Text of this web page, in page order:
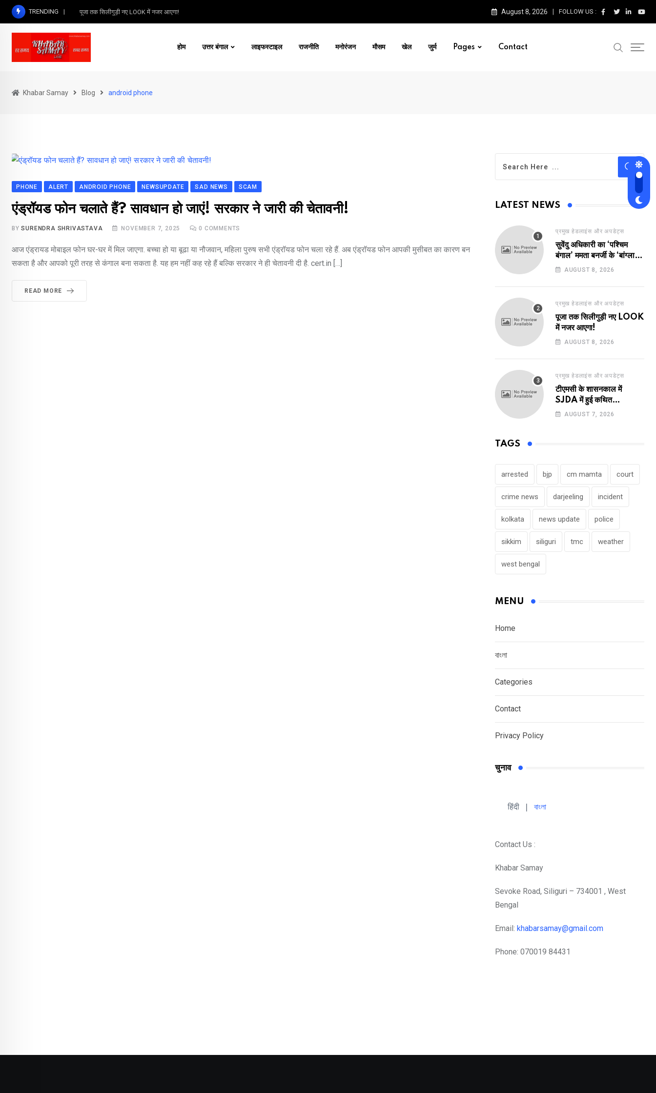
Skip
content
TRENDING पूजा तक सिलीगुड़ी नए LOOK में नजर आएगा! August 8, 2026 FOLLOW US :
होम उत्तर बंगाल लाइफस्टाइल राजनीति मनोरंजन मौसम खेल जुर्म Pages Contact
Khabar Samay Blog android phone
PHONE ALERT ANDROID PHONE NEWSUPDATE SAD NEWS SCAM
एंड्रॉयड फोन चलाते हैं? सावधान हो जाएं! सरकार ने जारी की चेतावनी!
BYSURENDRA SHRIVASTAVA NOVEMBER 7, 2025 0 COMMENTS
आज एंड्रायड मोबाइल फोन घर-घर में मिल जाएगा. बच्चा हो या बूढा या नौजवान, महिला पुरुष सभी एंड्रॉयड फोन चला रहे हैं. अब एंड्रॉयड फोन आपकी मुसीबत का कारण बन
सकता है और आपको पूरी तरह से कंगाल बना सकता है. यह हम नहीं कह रहे हैं बल्कि सरकार ने ही चेतावनी दी है. cert.in […]
READ MORE
LATEST NEWS
प्रमुख हेडलाइंस और अपडेट्स
सुवेंदु अधिकारी का ‘पश्चिम
बंगाल’ ममता बनर्जी के ‘बांग्ला’
पर भारी!
AUGUST 8, 2026
प्रमुख हेडलाइंस और अपडेट्स
पूजा तक सिलीगुड़ी नए LOOK
में नजर आएगा!
AUGUST 8, 2026
प्रमुख हेडलाइंस और अपडेट्स
टीएमसी के शासनकाल में
SJDA में हुई कथित
अनियमितता व भ्रष्टाचार की
AUGUST 7, 2026
TAGS
arrested bjp cm mamta court
crime news darjeeling incident
kolkata news update police
sikkim siliguri tmc weather
west bengal
MENU
Home
বাংলা
Categories
Contact
Privacy Policy
चुनाव
हिंदी | বাংলা
Contact Us :
Khabar Samay
Sevoke Road, Siliguri – 734001 , West
Bengal
Email: khabarsamay@gmail.com
Phone: 070019 84431